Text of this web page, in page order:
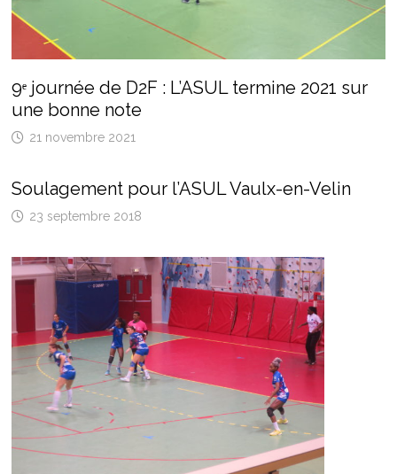
9ᵉ journée de D2F : L’ASUL termine 2021 sur
une bonne note
21 novembre 2021
Soulagement pour l’ASUL Vaulx-en-Velin
23 septembre 2018